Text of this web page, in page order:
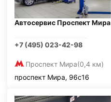
Автосервис Проспект Мира
+7 (495) 023-42-98
Проспект Мира(0,4 км)
проспект Мира, 96с16